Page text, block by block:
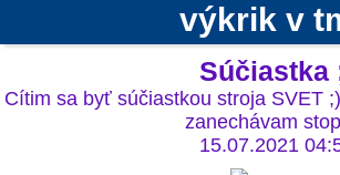
výkrik v
Súčiastka
Cítim sa byť súčiastkou stroja SVET
zanechávam
15.07.2021